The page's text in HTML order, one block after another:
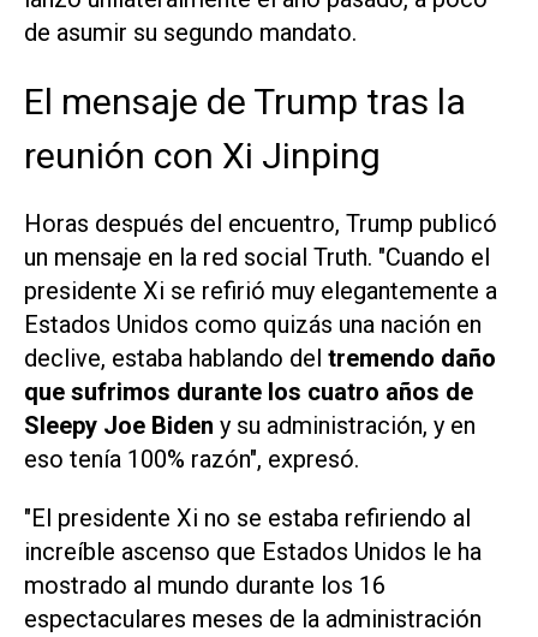
de asumir su segundo mandato.
El mensaje de Trump tras la
reunión con Xi Jinping
Horas después del encuentro, Trump publicó
un mensaje en la red social Truth. "Cuando el
presidente Xi se refirió muy elegantemente a
Estados Unidos como quizás una nación en
declive, estaba hablando del tremendo daño
que sufrimos durante los cuatro años de
Sleepy Joe Biden y su administración, y en
eso tenía 100% razón", expresó.
"El presidente Xi no se estaba refiriendo al
increíble ascenso que Estados Unidos le ha
mostrado al mundo durante los 16
espectaculares meses de la administración